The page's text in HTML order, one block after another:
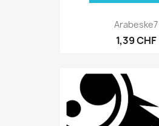
Arabeske7
1,39 CHF